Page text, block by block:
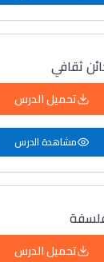
ثقافي
تحميل الدرس
مشاهدة الدرس
تحميل الدرس